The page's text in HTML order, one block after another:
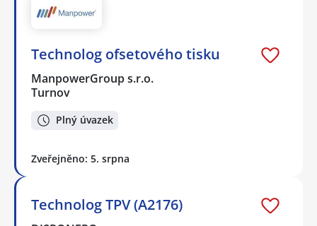
Technolog ofsetového tisku
ManpowerGroup s.r.o.
Turnov
Plný úvazek
Zveřejněno: 5. srpna
Technolog TPV (A2176)